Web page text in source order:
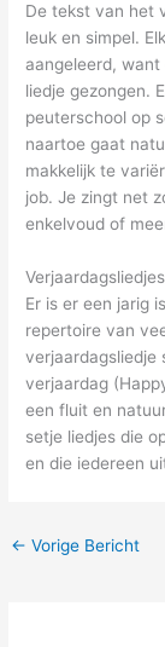
De tekst van het
leuk en simpel.
aangeleerd,
liedje gezongen.
peuterschool op
naartoe gaat
makkelijk te
job. Je zingt net
enkelvoud of
Er is er een jarig
repertoire van
verjaardagsliedje
verjaardag
een fluit en
setje liedjes die
en die iedereen
← Vorige Bericht